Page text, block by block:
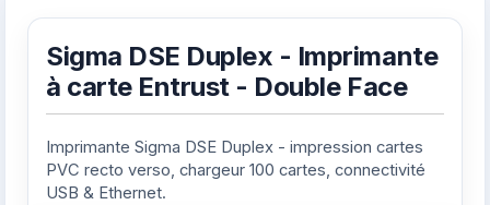
Sigma DSE Duplex - Imprimante
à carte Entrust - Double Face
Imprimante Sigma DSE Duplex - impression cartes
PVC recto verso, chargeur 100 cartes, connectivité
USB & Ethernet.